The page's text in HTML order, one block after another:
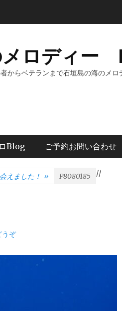
メロディー
からベテランまで石垣島の海のメロ
Blog ご予約お問い合わせ
//
えました！ » P8080185
うぞ